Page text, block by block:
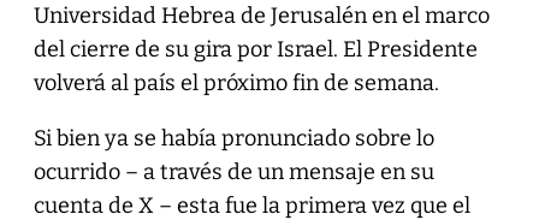
Universidad Hebrea de Jerusalén en el marco
del cierre de su gira por Israel. El Presidente
volverá al país el próximo fin de semana.
Si bien ya se había pronunciado sobre lo
ocurrido – a través de un mensaje en su
cuenta de X – esta fue la primera vez que el